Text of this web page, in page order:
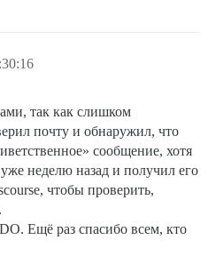
так как слишком
почту и обнаружил, что
сообщение, хотя
уже неделю назад и получил его
чтобы проверить,
Ещё раз спасибо всем, кто